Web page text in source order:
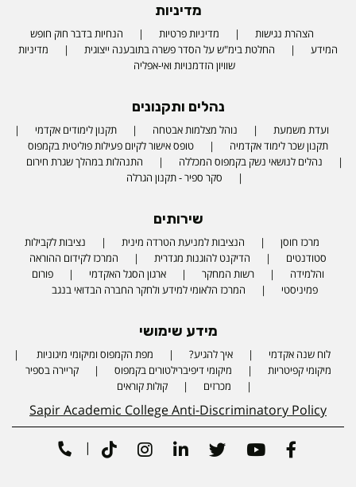
מדיניות
הצהרת נגישות מדיניות פרטיות
הנחיות בדבר חוק חופש
המידע
החלטת בימ"ש על הסדר פשרה בתובענה ייצוגית
מדיניות
שוויון הזדמנויות ואי-אפליה
נהלים ותקנונים
ועדת משמעת נוהל מצלמות אבטחה
תקנון לימודים אקדמי
תקנון שכר לימוד אקדמיה
טופס אישור לקיום פעילות פוליטית בקמפוס
נהלים לנושאי נשק בקמפוס המכללה
התנהלות במהלך שגרת חירום
סקר ספיר - תקנון הגרלה
שירותים
מרכז חוסן הנציבות למניעת הטרדה מינית
נציבות לקבילות
סטודנטים
הדיקנט להוגנות מגדרית
המרכז לקידום ההוראה
והלמידה
רשות המחקר ארגון הסגל האקדמי
פורום
פמיניסטי
המרכז הלאומי למידע ולחקר החברה הבדואי בנגב
מידע שימושי
לוח שנה אקדמי איך להגיע?
מפת הקמפוס ומיקומי מיגוניות
מיקומי קפיטריות
מיקומי דיפיברילטורים בקמפוס
קריירה בספיר
מכרזים
קולות קוראים
Sapir Academic College Anti-Discriminatory Policy
Facebook
Youtube
Twitter
Linkedin
Instagram
Tiktok
|
Phone number